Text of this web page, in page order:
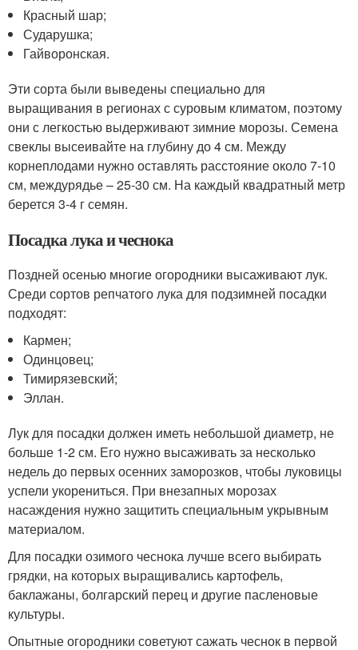
Красный шар;
Сударушка;
Гайворонская.
Эти сорта были выведены специально для
выращивания в регионах с суровым климатом, поэтому
они с легкостью выдерживают зимние морозы. Семена
свеклы высеивайте на глубину до 4 см. Между
корнеплодами нужно оставлять расстояние около 7-10
см, междурядье – 25-30 см. На каждый квадратный метр
берется 3-4 г семян.
Посадка лука и чеснока
Поздней осенью многие огородники высаживают лук.
Среди сортов репчатого лука для подзимней посадки
подходят:
Кармен;
Одинцовец;
Тимирязевский;
Эллан.
Лук для посадки должен иметь небольшой диаметр, не
больше 1-2 см. Его нужно высаживать за несколько
недель до первых осенних заморозков, чтобы луковицы
успели укорениться. При внезапных морозах
насаждения нужно защитить специальным укрывным
материалом.
Для посадки озимого чеснока лучше всего выбирать
грядки, на которых выращивались картофель,
баклажаны, болгарский перец и другие пасленовые
культуры.
Опытные огородники советуют сажать чеснок в первой